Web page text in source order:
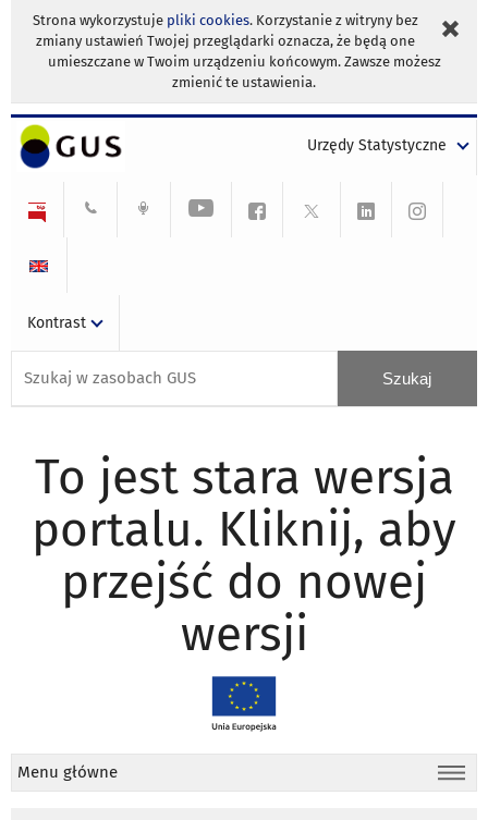
Strona wykorzystuje pliki cookies. Korzystanie z witryny bez
zmiany ustawień Twojej przeglądarki oznacza, że będą one
umieszczane w Twoim urządzeniu końcowym. Zawsze możesz
zmienić te ustawienia.
Urzędy Statystyczne
Kontrast
To jest stara wersja
portalu. Kliknij, aby
przejść do nowej
wersji
Menu główne